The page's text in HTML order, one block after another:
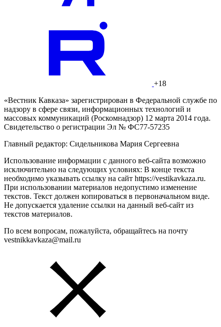
+18
«Вестник Кавказа» зарегистрирован в Федеральной службе по
надзору в сфере связи, информационных технологий и
массовых коммуникаций (Роскомнадзор) 12 марта 2014 года.
Свидетельство о регистрации Эл № ФС77-57235
Главный редактор: Сидельникова Мария Сергеевна
Использование информации с данного веб-сайта возможно
исключительно на следующих условиях: В конце текста
необходимо указывать ссылку на сайт https://vestikavkaza.ru.
При использовании материалов недопустимо изменение
текстов. Текст должен копироваться в первоначальном виде.
Не допускается удаление ссылки на данный веб-сайт из
текстов материалов.
По всем вопросам, пожалуйста, обращайтесь на почту
vestnikkavkaza@mail.ru